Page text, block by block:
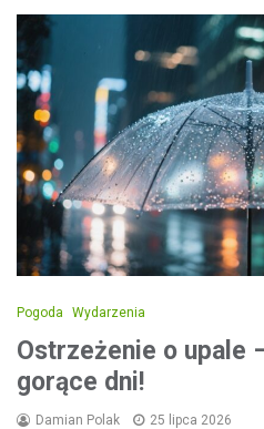
Pogoda Wydarzenia
Ostrzeżenie o upale
gorące dni!
Damian Polak 25 lipca 2026